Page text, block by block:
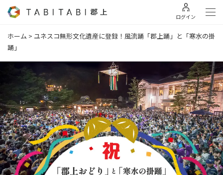
ログイン
ホーム > ユネスコ無形文化遺産に登録！風流踊「郡上踊」と「寒水の掛
踊」